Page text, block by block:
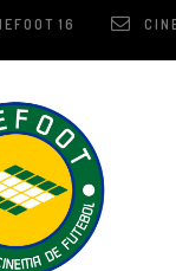
16